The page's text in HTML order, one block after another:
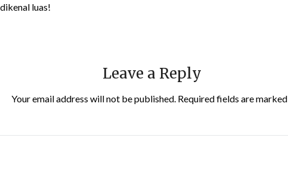
luas!
Leave a Reply
Your email address will not be published. Required fields are marked